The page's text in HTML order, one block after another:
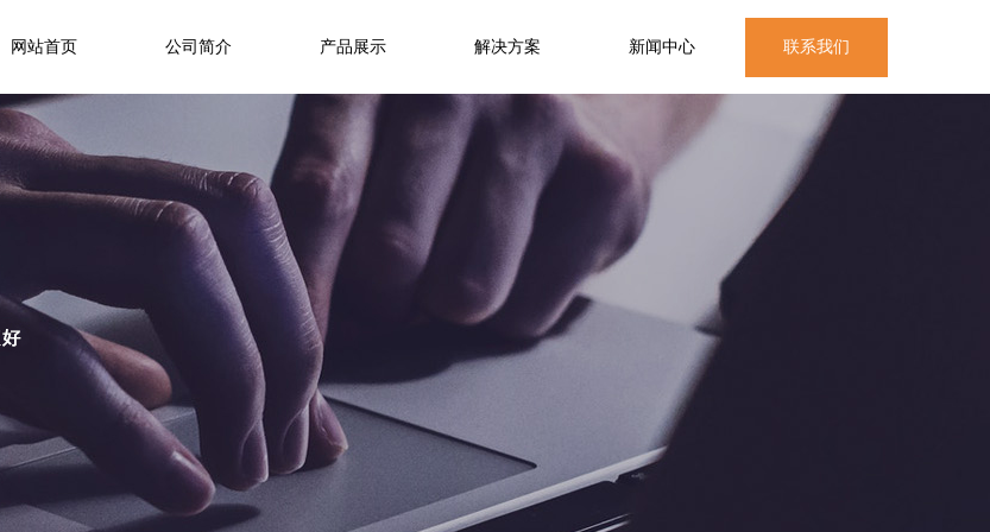
网站首页 公司简介 产品展示 解决方案 新闻中心 联系我们